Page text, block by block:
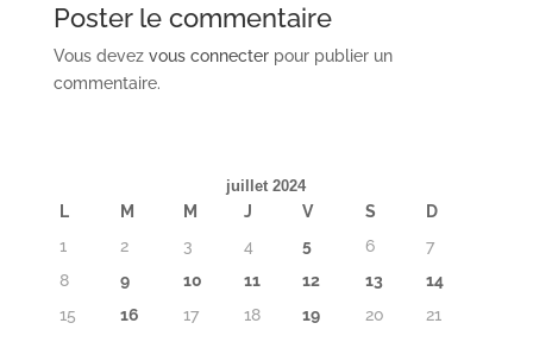
Poster le commentaire
Vous devez vous connecterpour publier un
commentaire.
juillet 2024
L M M J V S
D
1
2 3 4 5 6
7
8
9 10 11 12 13
14
15
16 17 18 19 20
21